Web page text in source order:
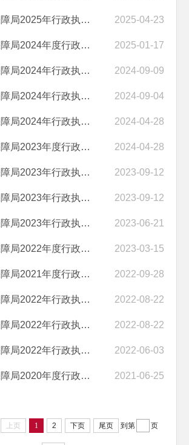
保山市医疗保障局2025年行政执法主体资格公告 2025-04-23
保山市医疗保障局2024年度行政执法情况 2025-01-17
保山市医疗保障局2024年行政执法人员公示 2024-09-09
保山市医疗保障局2024年行政执法职责、执法依据、执法程序和监督方式公... 2024-09-04
保山市医疗保障局2024年行政执法主体资格公告 2024-04-28
保山市医疗保障局2023年度行政执法情况 2024-04-28
保山市医疗保障局2023年行政执法职责、执法依据、执法程序和监督方式公... 2023-09-12
保山市医疗保障局2023年行政执法人员公示 2023-09-12
保山市医疗保障局2023年行政执法主体资格公告 2023-06-21
保山市医疗保障局2022年度行政执法情况 2023-03-15
保山市医疗保障局2021年度行政执法情况 2022-09-28
保山市医疗保障局2022年行政执法职责、执法依据、执法程序和监督方式公... 2022-08-22
保山市医疗保障局2022年行政执法人员公示 2022-08-22
保山市医疗保障局2022年行政执法主体资格公告 2022-06-03
保山市医疗保障局2020年度行政执法情况 2021-06-25
上页 1 2 下页 尾页 到第 页